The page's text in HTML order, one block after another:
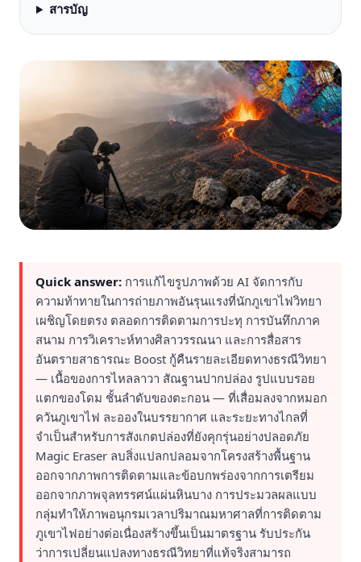
สารบัญ
Quick answer: การแก้ไขรูปภาพด้วย AI จัดการกับ
ความท้าทายในการถ่ายภาพอันรุนแรงที่นักภูเขาไฟวิทยา
เผชิญโดยตรง ตลอดการติดตามการปะทุ การบันทึกภาค
สนาม การวิเคราะห์ทางศิลาวรรณนา และการสื่อสาร
อันตรายสาธารณะ Boost กู้คืนรายละเอียดทางธรณีวิทยา
— เนื้อของการไหลลาวา สัณฐานปากปล่อง รูปแบบรอย
แตกของโดม ชั้นลำดับของตะกอน — ที่เสื่อมลงจากหมอก
ควันภูเขาไฟ ละอองในบรรยากาศ และระยะทางไกลที่
จำเป็นสำหรับการสังเกตปล่องที่ยังคุกรุ่นอย่างปลอดภัย
Magic Eraser ลบสิ่งแปลกปลอมจากโครงสร้างพื้นฐาน
ออกจากภาพการติดตามและข้อบกพร่องจากการเตรียม
ออกจากภาพจุลทรรศน์แผ่นหินบาง การประมวลผลแบบ
กลุ่มทำให้ภาพอนุกรมเวลาปริมาณมหาศาลที่การติดตาม
ภูเขาไฟอย่างต่อเนื่องสร้างขึ้นเป็นมาตรฐาน รับประกัน
ว่าการเปลี่ยนแปลงทางธรณีวิทยาที่แท้จริงสามารถ